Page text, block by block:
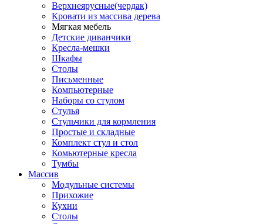
Верхнеярусные(чердак)
Кровати из массива дерева
Мягкая мебель
Детские диванчики
Кресла-мешки
Шкафы
Столы
Письменные
Компьютерные
Наборы со стулом
Стулья
Стульчики для кормления
Простые и складные
Комплект стул и стол
Комьютерные кресла
Тумбы
Массив
Модульные системы
Прихожие
Кухни
Столы